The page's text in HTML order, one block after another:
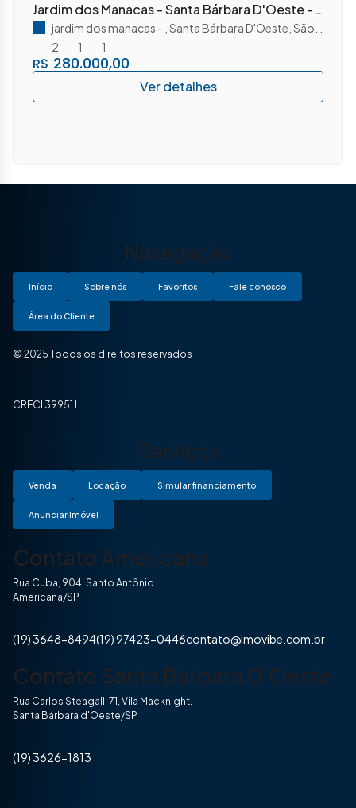
Jardim dos Manacas - Santa Bárbara D'Oeste -
R$ 280.000,00
jardim dos manacas Santa Bárbara D'Oeste São Paulo
2
1 1
Navegação
Início Sobre nós Favoritos Fale conosco
Área do Cliente
© 2025 Todos os direitos reservados
CRECI 39951J
Serviços
Venda Locação Simular financiamento
Anunciar Imóvel
Contato Americana
Rua Cuba, 904, Santo Antônio.
Americana/SP
(19) 3648-8494(19) 97423-0446contato@imovibe.com.br
Contato Santa Bárbara D'Oeste
Rua Carlos Steagall, 71, Vila Macknight.
Santa Bárbara d'Oeste/SP
(19) 3626-1813